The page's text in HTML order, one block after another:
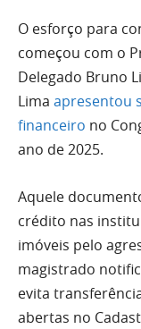
O esforço para
começou com o
Delegado Bruno
Lima apresentou
financeiro no
ano de 2025.
Aquele
crédito nas
imóveis pelo
magistrado
evita
abertas no